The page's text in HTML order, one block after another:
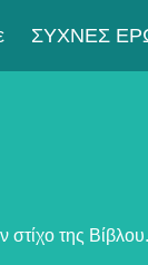
ΣΥΧΝΈΣ
στίχο της Βίβλου.